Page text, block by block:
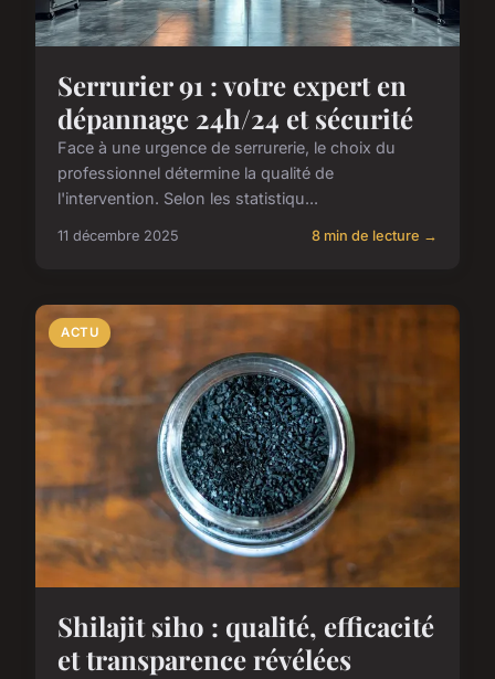
Serrurier 91 : votre expert en
dépannage 24h/24 et sécurité
Face à une urgence de serrurerie, le choix du
professionnel détermine la qualité de
l'intervention. Selon les statistiqu...
11 décembre 2025 8 min de lecture →
ACTU
Shilajit siho : qualité, efficacité
et transparence révélées